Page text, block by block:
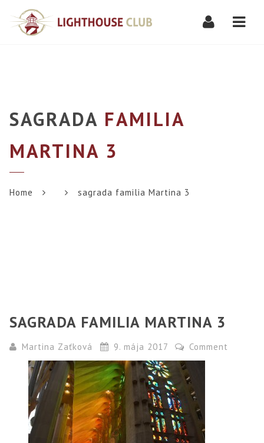
SAGRADA FAMILIA
MARTINA 3
Home sagrada familia Martina 3
SAGRADA FAMILIA MARTINA 3
Martina Zaťková 9. mája 2017 Comment